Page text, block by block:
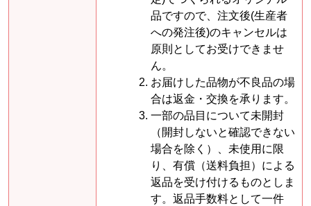
品ですので、注文後(生産者
への発注後)のキャンセルは
原則としてお受けできませ
ん。
お届けした品物が不良品の場
合は返金・交換を承ります。
一部の品目について未開封
（開封しないと確認できない
場合を除く）、未使用に限
り、有償（送料負担）による
返品を受け付けるものとしま
す。返品手数料として一件